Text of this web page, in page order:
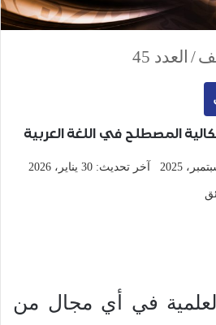
/ العدد 45
المصطلح في اللغة العربية
آخر تحديث: 30 يناير، 2026
في أي مجال من